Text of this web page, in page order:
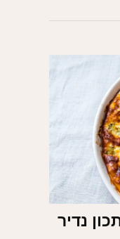
נדיר